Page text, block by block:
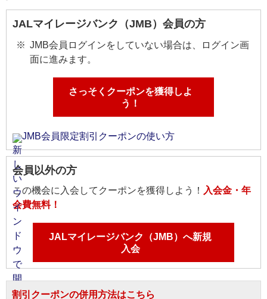
JALマイレージバンク（JMB）会員の方
JMB会員ログインをしていない場合は、ログイン画
面に進みます。
さっそくクーポンを獲得しよ
う！
JMB会員限定割引クーポンの使い方
会員以外の方
この機会に入会してクーポンを獲得しよう！ 入会金・年
会費無料！
JALマイレージバンク（JMB）へ新規
入会
割引クーポンの併用方法はこちら